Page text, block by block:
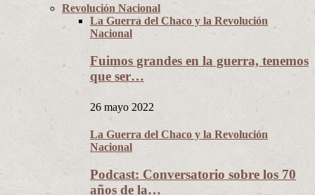
Revolución Nacional
La Guerra del Chaco y la Revolución
Nacional
Fuimos grandes en la guerra, tenemos
que ser…
26 mayo 2022
La Guerra del Chaco y la Revolución
Nacional
Podcast: Conversatorio sobre los 70
años de la…